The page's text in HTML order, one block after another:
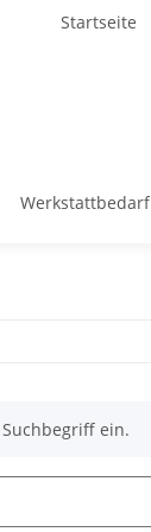
Startseite
Werkstattbedarf
ein.